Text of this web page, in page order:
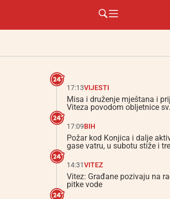
17:13VIJESTI
Misa i druženje mještana i
Viteza povodom obljetnice
17:09BIH
Požar kod Konjica i dalje
gase vatru, u subotu stiže i
14:31VITEZ
Vitez: Građane pozivaju na
pitke vode